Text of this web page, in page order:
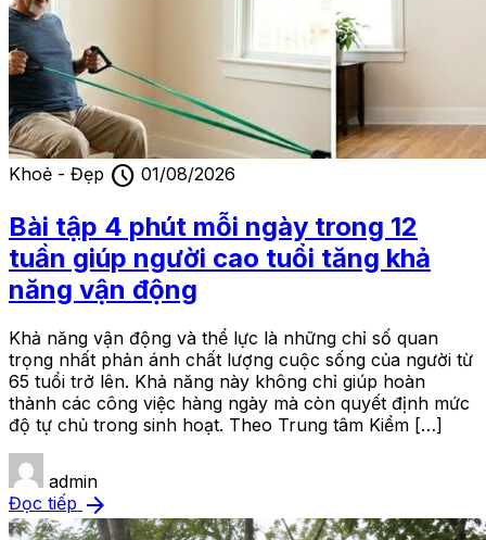
Khoẻ - Đẹp schedule 01/08/2026
Bài tập 4 phút mỗi ngày trong 12
tuần giúp người cao tuổi tăng khả
năng vận động
Khả năng vận động và thể lực là những chỉ số quan
trọng nhất phản ánh chất lượng cuộc sống của người từ
65 tuổi trở lên. Khả năng này không chỉ giúp hoàn
thành các công việc hàng ngày mà còn quyết định mức
độ tự chủ trong sinh hoạt. Theo Trung tâm Kiểm […]
admin
Đọc tiếp arrow_forward